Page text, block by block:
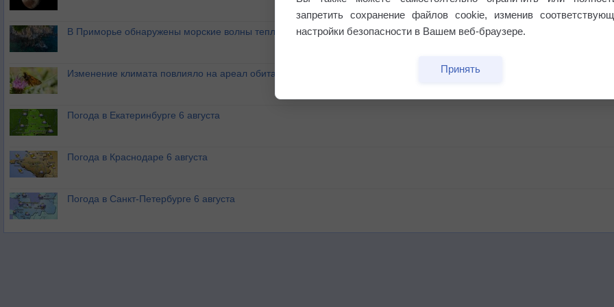
В Приморье обнаружены морские волны тепла
Изменение климата повлияло на ареал обитания бабочек
Погода в Екатеринбурге 6 августа
Погода в Краснодаре 6 августа
Погода в Санкт-Петербурге 6 августа
запретить сохранение файлов cookie, изменив
настройки безопасности в Вашем веб-браузере.
Принять